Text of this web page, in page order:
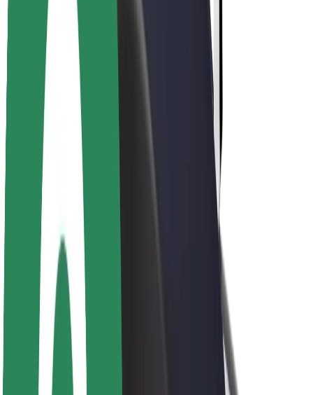
Empresa
Trabaja con nosotros
Acerca de Bolt
Sostenibilidad en Bolt
Project Zero
Blog
Directrices de la marca
Misión
Relación con inversores
Liderazgo
Marca
Medios
Fondo Urbano
Seguridad
Seguridad para usuarios